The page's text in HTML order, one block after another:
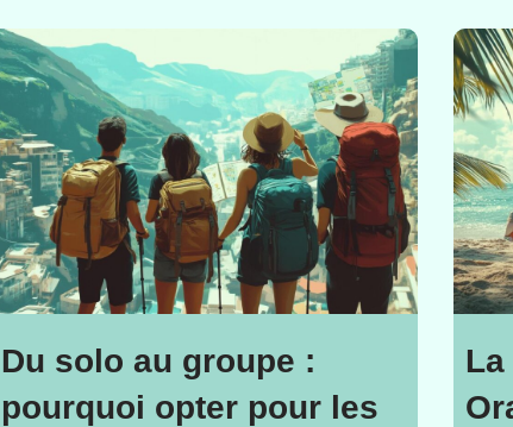
Du solo au groupe :
pourquoi opter pour les
La